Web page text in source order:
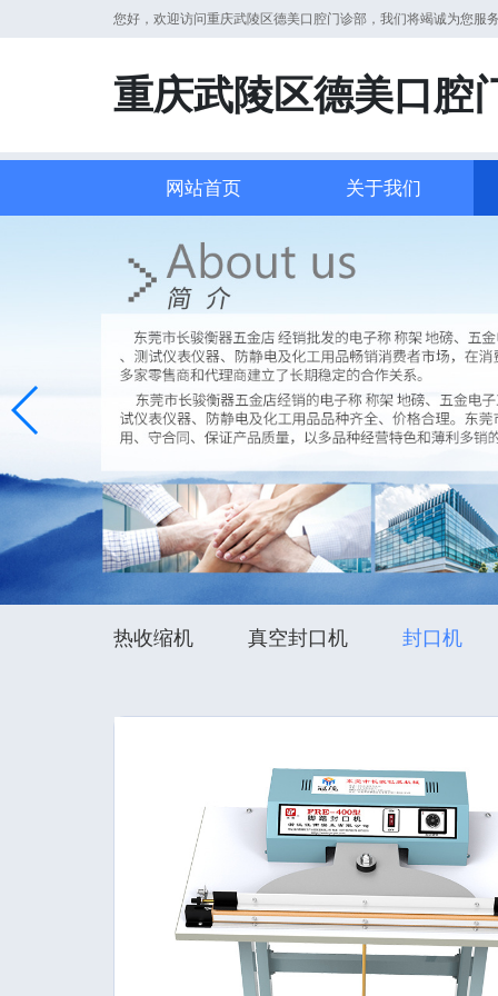
您好，欢迎访问重庆武陵区德美口腔门诊部，我们将竭诚为您服
重庆武陵区德美口腔
网站首页 关于我们
热收缩机 真空封口机 封口机